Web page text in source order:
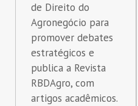
de Direito do
Agronegócio para
promover debates
estratégicos e
publica a Revista
RBDAgro, com
artigos acadêmicos.